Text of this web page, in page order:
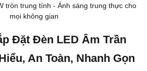
cao), thước đo, bút đánh dấu, kính
điện.
khi thao tác, tắt nguồn điện tổng để
trong quá trình lắp đặt.